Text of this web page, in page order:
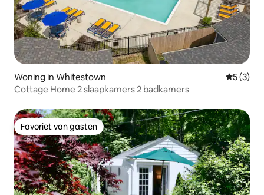
Woning in Whitestown
5 (3)
Cottage Home 2 slaapkamers 2 badkamers
Favoriet van gasten
Favoriet van gasten